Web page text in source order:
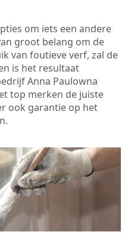
om iets een andere
groot belang om de
van foutieve verf, zal de
is het resultaat
Anna Paulowna
top merken de juiste
ook garantie op het